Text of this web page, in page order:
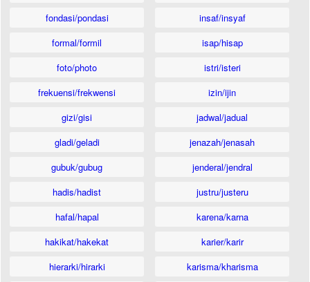
fondasi/pondasi
formal/formil
foto/photo
frekuensi/frekwensi
gizi/gisi
gladi/geladi
gubuk/gubug
hadis/hadist
hafal/hapal
hakikat/hakekat
hierarki/hirarki
insaf/insyaf
isap/hisap
istri/isteri
izin/ijin
jadwal/jadual
jenazah/jenasah
jenderal/jendral
justru/justeru
karena/karna
karier/karir
karisma/kharisma